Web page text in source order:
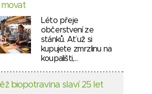
Léto přeje
občerstvení ze
stánků. Ať už si
kupujete zmrzlinu na
koupališti,…
biopotravina slaví 25 let